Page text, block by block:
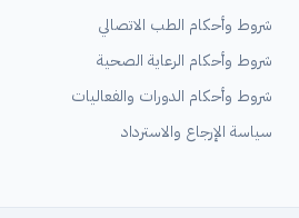
شروط وأحكام الطب الاتصالي
شروط وأحكام الرعاية الصحية
شروط وأحكام الدورات والفعاليات
سياسة الإرجاع والاسترداد